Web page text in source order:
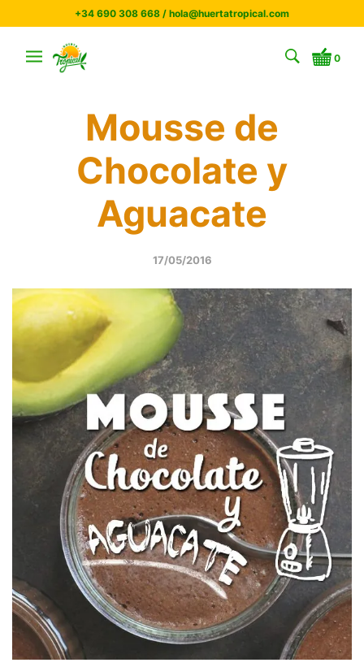
+34 690 308 668 / hola@huertatropical.com
0
Mousse de
Chocolate y
Aguacate
17/05/2016